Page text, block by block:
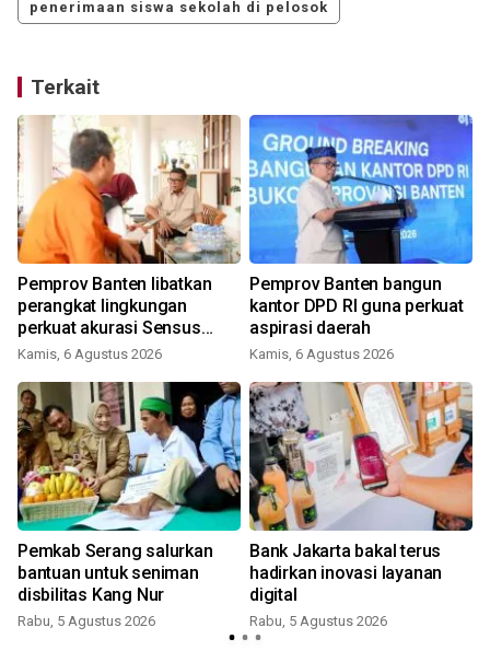
penerimaan siswa sekolah di pelosok
Terkait
Pemprov Banten libatkan
perangkat lingkungan
perkuat akurasi Sensus
Ekonomi
Kamis, 6 Agustus 2026
Pemprov Banten bangun
kantor DPD RI guna perkuat
aspirasi daerah
Kamis, 6 Agustus 2026
Pemkab Serang salurkan
bantuan untuk seniman
disbilitas Kang Nur
Rabu, 5 Agustus 2026
Bank Jakarta bakal terus
hadirkan inovasi layanan
digital
Rabu, 5 Agustus 2026